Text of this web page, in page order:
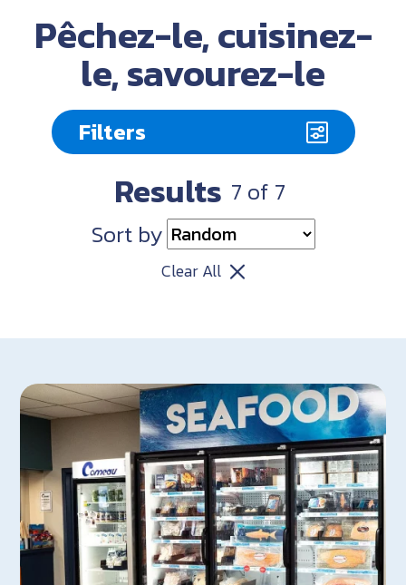
Pêchez-le, cuisinez-
le, savourez-le
Filters
Results 7 of 7
Clear All
Sort by